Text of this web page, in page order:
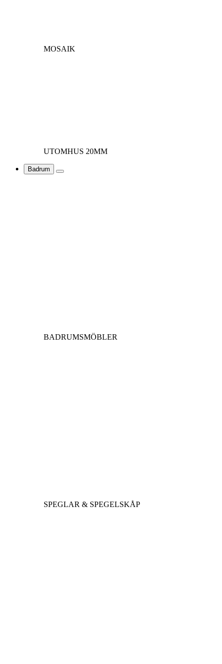
MOSAIK
UTOMHUS 20MM
Badrum
BADRUMSMÖBLER
SPEGLAR & SPEGELSKÅP